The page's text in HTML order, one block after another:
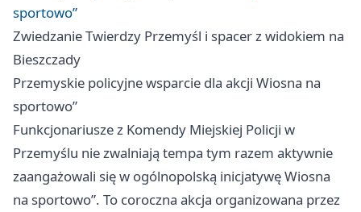
sportowo”
Zwiedzanie Twierdzy Przemyśl i spacer z widokiem na
Bieszczady
Przemyskie policyjne wsparcie dla akcji Wiosna na
sportowo”
Funkcjonariusze z Komendy Miejskiej Policji w
Przemyślu nie zwalniają tempa tym razem aktywnie
zaangażowali się w ogólnopolską inicjatywę Wiosna
na sportowo”. To coroczna akcja organizowana przez